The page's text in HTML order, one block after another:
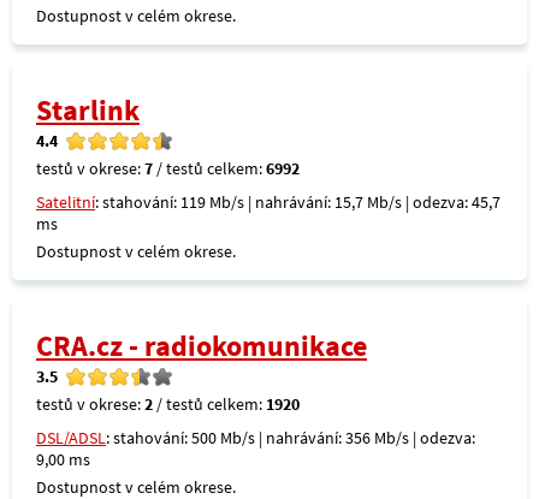
Dostupnost v celém okrese.
Starlink
4.4
testů v okrese:7 / testů celkem:6992
Satelitní: stahování: 119 Mb/s | nahrávání: 15,7 Mb/s | odezva: 45,7
ms
Dostupnost v celém okrese.
CRA.cz - radiokomunikace
3.5
testů v okrese:2 / testů celkem: 1920
DSL/ADSL: stahování: 500 Mb/s | nahrávání: 356 Mb/s | odezva:
9,00 ms
Dostupnost v celém okrese.